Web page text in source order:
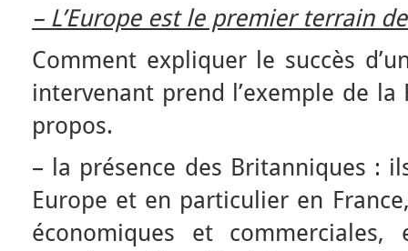
– L’Europe est le premier terrain
Comment expliquer le succès
intervenant prend l’exemple de
propos.
– la présence des Britanniques :
Europe et en particulier en
économiques et